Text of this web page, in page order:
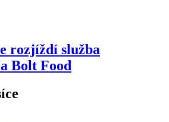
rozjíždí služba
Bolt Food